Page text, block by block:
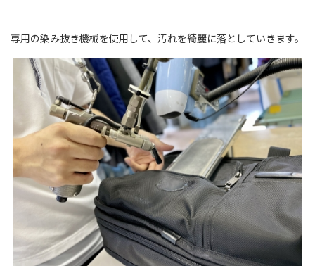
専用の染み抜き機械を使用して、汚れを綺麗に落としていきます。